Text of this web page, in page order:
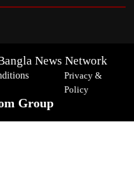
News Network
Privacy &
Policy
Group